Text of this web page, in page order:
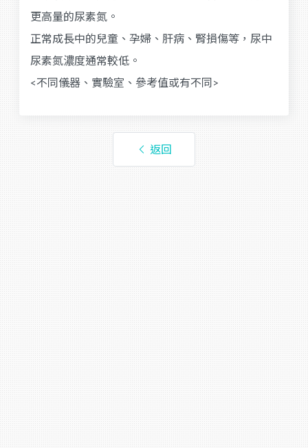
更高量的尿素氮。
正常成長中的兒童、孕婦、肝病、腎損傷等，尿中
尿素氮濃度通常較低。
<不同儀器、實驗室、參考值或有不同>
返回